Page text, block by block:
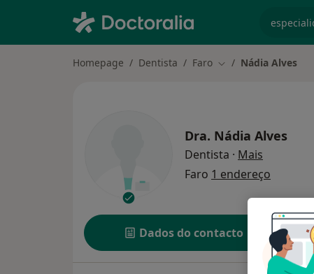
Homepage Dentista Faro Mudar de cidade
Nádia Alves
Dra. Nádia Alves
Dentista · Mais
Faro 1 endereço
Dados do contacto